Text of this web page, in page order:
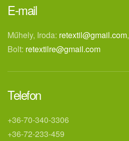
E-mail
Műhely, Iroda: retextil@gmail.com,
Bolt: retextilre@gmail.com
Telefon
+36-70-340-3306
+36-72-233-459